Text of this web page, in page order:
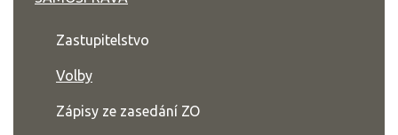
Zastupitelstvo
Volby
Zápisy ze zasedání ZO